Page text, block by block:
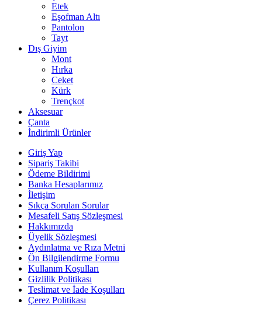
Etek
Eşofman Altı
Pantolon
Tayt
Dış Giyim
Mont
Hırka
Ceket
Kürk
Trençkot
Aksesuar
Çanta
İndirimli Ürünler
Giriş Yap
Sipariş Takibi
Ödeme Bildirimi
Banka Hesaplarımız
İletişim
Sıkça Sorulan Sorular
Mesafeli Satış Sözleşmesi
Hakkımızda
Üyelik Sözleşmesi
Aydınlatma ve Rıza Metni
Ön Bilgilendirme Formu
Kullanım Koşulları
Gizlilik Politikası
Teslimat ve İade Koşulları
Çerez Politikası